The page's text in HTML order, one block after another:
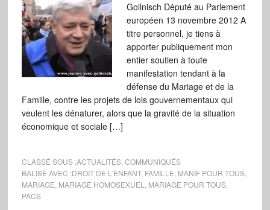
Gollnisch Député au Parlement
européen 13 novembre 2012 A
titre personnel, je tiens à
apporter publiquement mon
entier soutien à toute
manifestation tendant à la
défense du Mariage et de la
Famille, contre les projets de lois gouvernementaux qui
veulent les dénaturer, alors que la gravité de la situation
économique et sociale […]
CLASSÉ SOUS :ACTUALITÉS, COMMUNIQUÉS
BALISÉ AVEC :DROIT DE L'ENFANT, FAMILLE MANIF POUR TOUS,
MARIAGE MARIAGE HOMOSEXUEL MARIAGE POUR TOUS,
PACS